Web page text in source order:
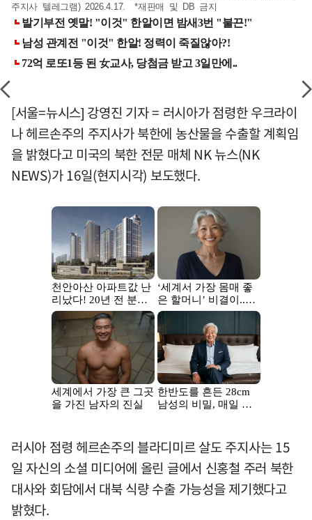
주지사 텔레그램) 2026.4.17. *재판매 및 DB 금지
[서울=뉴시스] 강영진 기자 = 러시아가 점령한 우크라이
나 헤르손주의 주지사가 북한에 농산물을 수출할 계획임
을 밝혔다고 미국의 북한 전문 매체 NK 뉴스(NK
NEWS)가 16일(현지시각) 보도했다.
러시아 점령 헤르손주의 블라디미르 살도 주지사는 15
일 자신의 소셜 미디어에 올린 글에서 신홍철 주러 북한
대사와 회담에서 대북 식량 수출 가능성을 제기했다고
밝혔다.